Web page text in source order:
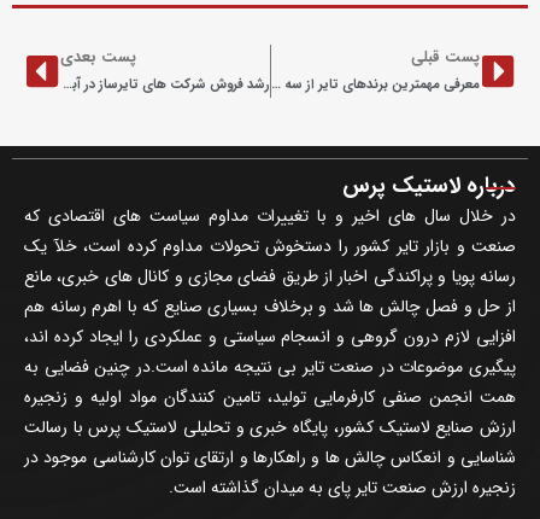
پست قبلی
معرفی مهمترین برندهای تایر از سه قاره دنیا
پست بعدی
رشد فروش شرکت های تایرساز در آبان ماه
درباره لاستیک پرس
در خلال سال های اخیر و با تغییرات مداوم سیاست های اقتصادی که
صنعت و بازار تایر کشور را دستخوش تحولات مداوم کرده است، خلآ یک
رسانه پویا و پراکندگی اخبار از طریق فضای مجازی و کانال های خبری، مانع
از حل و فصل چالش ها شد و برخلاف بسیاری صنایع که با اهرم رسانه هم
افزایی لازم درون گروهی و انسجام سیاستی و عملکردی را ایجاد کرده اند،
پیگیری موضوعات در صنعت تایر بی نتیجه مانده است.در چنین فضایی به
همت انجمن صنفی کارفرمایی تولید، تامین کنندگان مواد اولیه و زنجیره
ارزش صنایع لاستیک کشور، پایگاه خبری و تحلیلی لاستیک پرس با رسالت
شناسایی و انعکاس چالش ها و راهکارها و ارتقای توان کارشناسی موجود در
زنجیره ارزش صنعت تایر پای به میدان گذاشته است.